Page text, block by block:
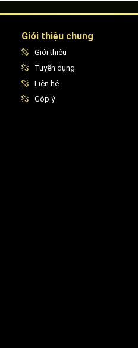
Giới thiệu chung
Giới thiệu
Tuyển dụng
Liên hệ
Góp ý